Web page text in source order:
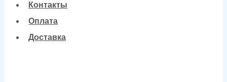
Контакты
Оплата
Доставка